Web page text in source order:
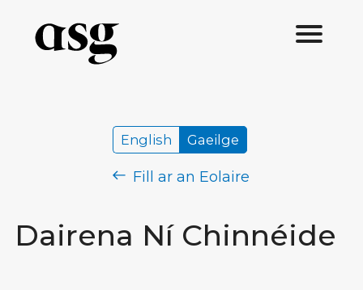
Dairena Ní Chinnéide
English Gaeilge
Fill ar an Eolaire